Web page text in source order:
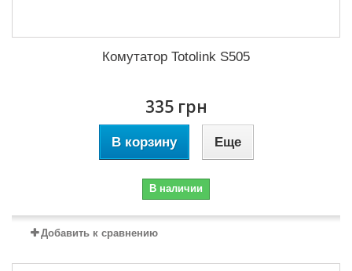
Комутатор Totolink S505
335 грн
В корзину Еще
В наличии
Добавить к сравнению